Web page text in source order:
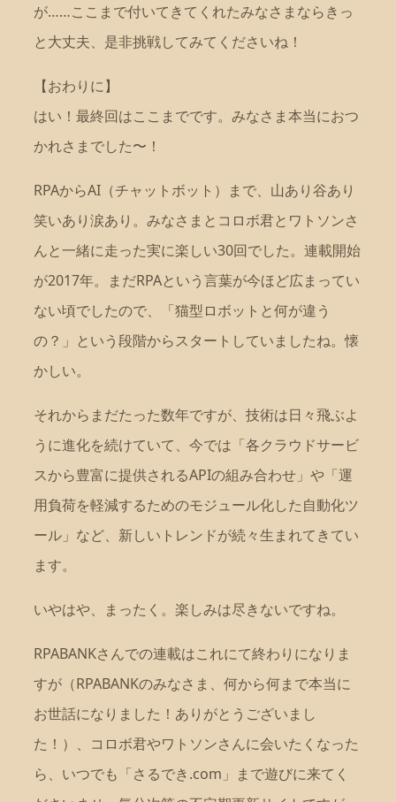
が……ここまで付いてきてくれたみなさまならきっ
と大丈夫、是非挑戦してみてくださいね！
【おわりに】
はい！最終回はここまでです。みなさま本当におつ
かれさまでした〜！
RPAからAI（チャットボット）まで、山あり谷あり
笑いあり涙あり。みなさまとコロボ君とワトソンさ
んと一緒に走った実に楽しい30回でした。連載開始
が2017年。まだRPAという言葉が今ほど広まってい
ない頃でしたので、「猫型ロボットと何が違う
の？」という段階からスタートしていましたね。懐
かしい。
それからまだたった数年ですが、技術は日々飛ぶよ
うに進化を続けていて、今では「各クラウドサービ
スから豊富に提供されるAPIの組み合わせ」や「運
用負荷を軽減するためのモジュール化した自動化ツ
ール」など、新しいトレンドが続々生まれてきてい
ます。
いやはや、まったく。楽しみは尽きないですね。
RPABANKさんでの連載はこれにて終わりになりま
すが（RPABANKのみなさま、何から何まで本当に
お世話になりました！ありがとうございまし
た！）、コロボ君やワトソンさんに会いたくなった
ら、いつでも「さるでき.com」まで遊びに来てく